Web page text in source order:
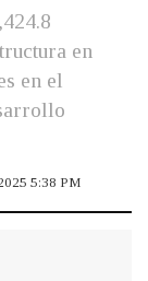
en
en el
5:38 PM